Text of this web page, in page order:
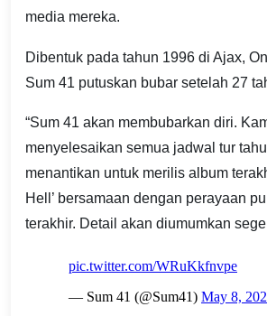
media mereka.
Dibentuk pada tahun 1996 di Ajax,
Sum 41 putuskan bubar setelah 27
“Sum 41 akan membubarkan diri.
menyelesaikan semua jadwal tur
menantikan untuk merilis album
Hell’ bersamaan dengan perayaan
terakhir. Detail akan diumumkan